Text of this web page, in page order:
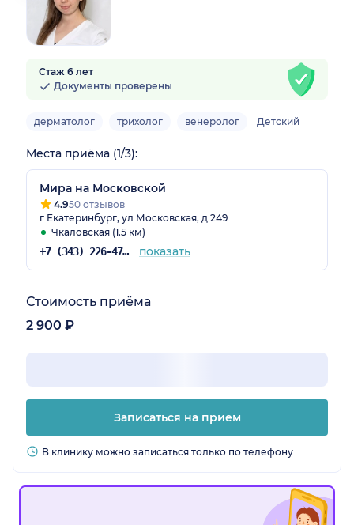
Стаж 6 лет
Документы проверены
дерматолог трихолог венеролог Детский
Места приёма (1/3):
Мира на Московской
4.950 отзывов
г Екатеринбург, ул Московская, д 249
Чкаловская (1.5 км)
+7 (343) 226-47-61 показать
Стоимость приёма
2 900 ₽
Записаться на прием
В клинику можно записаться только по телефону